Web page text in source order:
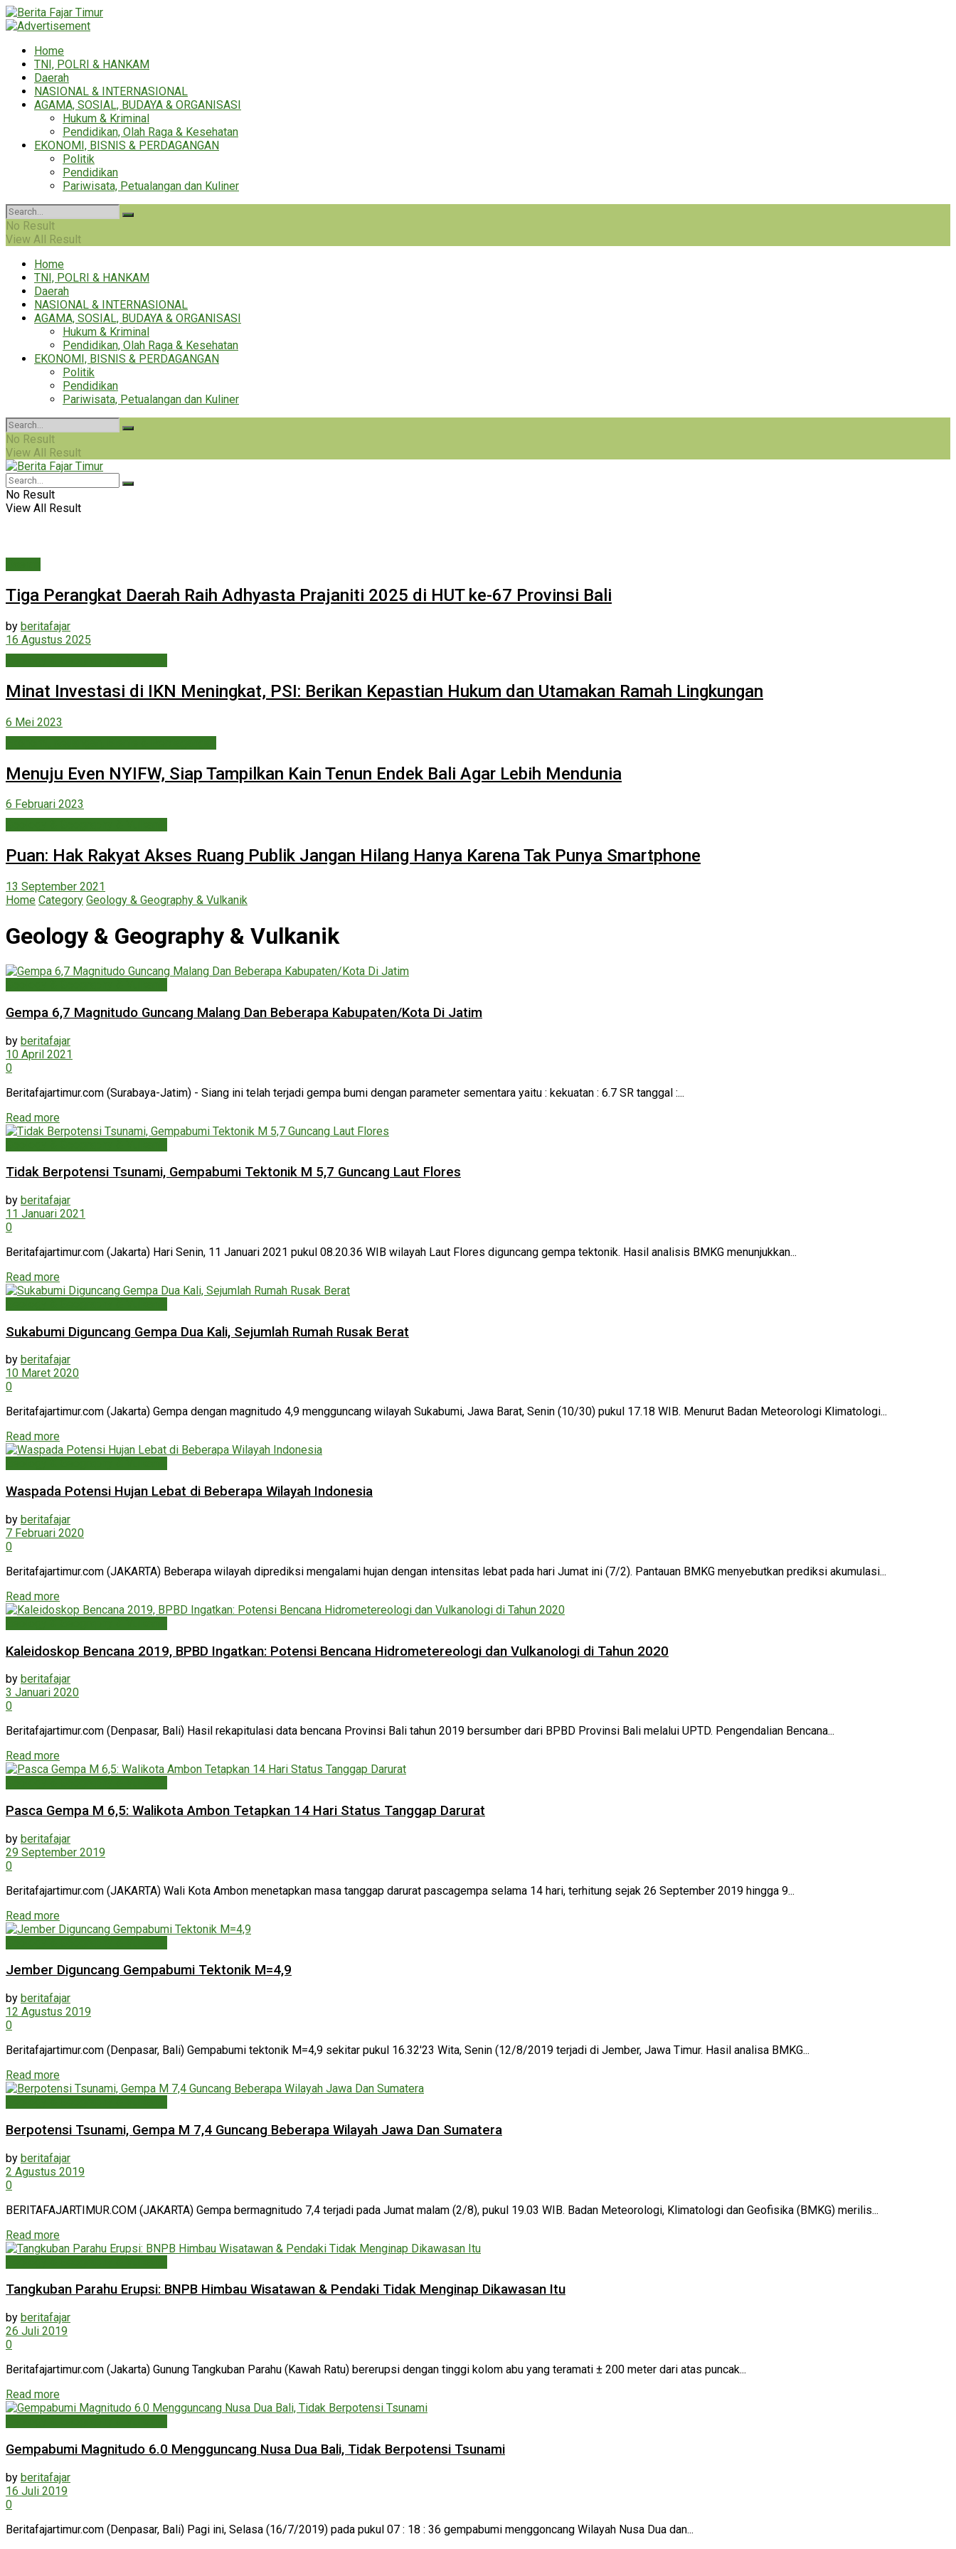
Home
TNI, POLRI & HANKAM
Daerah
NASIONAL & INTERNASIONAL
AGAMA, SOSIAL, BUDAYA & ORGANISASI
Hukum & Kriminal
Pendidikan, Olah Raga & Kesehatan
EKONOMI, BISNIS & PERDAGANGAN
Politik
Pendidikan
Pariwisata, Petualangan dan Kuliner
No Result
View All Result
Home
TNI, POLRI & HANKAM
Daerah
NASIONAL & INTERNASIONAL
AGAMA, SOSIAL, BUDAYA & ORGANISASI
Hukum & Kriminal
Pendidikan, Olah Raga & Kesehatan
EKONOMI, BISNIS & PERDAGANGAN
Politik
Pendidikan
Pariwisata, Petualangan dan Kuliner
No Result
View All Result
No Result
View All Result
Tiga Perangkat Daerah Raih Adhyasta Prajaniti 2025 di HUT ke-67 Provinsi Bali
by beritafajar
16 Agustus 2025
Minat Investasi di IKN Meningkat, PSI: Berikan Kepastian Hukum dan Utamakan Ramah Lingkungan
6 Mei 2023
Menuju Even NYIFW, Siap Tampilkan Kain Tenun Endek Bali Agar Lebih Mendunia
6 Februari 2023
Puan: Hak Rakyat Akses Ruang Publik Jangan Hilang Hanya Karena Tak Punya Smartphone
13 September 2021
Home Category Geology & Geography & Vulkanik
Geology & Geography & Vulkanik
Gempa 6,7 Magnitudo Guncang Malang Dan Beberapa Kabupaten/Kota Di Jatim
by beritafajar
10 April 2021
0
Beritafajartimur.com (Surabaya-Jatim) - Siang ini telah terjadi gempa bumi dengan parameter sementara yaitu : kekuatan : 6.7 SR tanggal :...
Read more
Tidak Berpotensi Tsunami, Gempabumi Tektonik M 5,7 Guncang Laut Flores
by beritafajar
11 Januari 2021
0
Beritafajartimur.com (Jakarta) Hari Senin, 11 Januari 2021 pukul 08.20.36 WIB wilayah Laut Flores diguncang gempa tektonik. Hasil analisis BMKG menunjukkan...
Read more
Sukabumi Diguncang Gempa Dua Kali, Sejumlah Rumah Rusak Berat
by beritafajar
10 Maret 2020
0
Beritafajartimur.com (Jakarta) Gempa dengan magnitudo 4,9 mengguncang wilayah Sukabumi, Jawa Barat, Senin (10/30) pukul 17.18 WIB. Menurut Badan Meteorologi Klimatologi...
Read more
Waspada Potensi Hujan Lebat di Beberapa Wilayah Indonesia
by beritafajar
7 Februari 2020
0
Beritafajartimur.com (JAKARTA) Beberapa wilayah diprediksi mengalami hujan dengan intensitas lebat pada hari Jumat ini (7/2). Pantauan BMKG menyebutkan prediksi akumulasi...
Read more
Kaleidoskop Bencana 2019, BPBD Ingatkan: Potensi Bencana Hidrometereologi dan Vulkanologi di Tahun 2020
by beritafajar
3 Januari 2020
0
Beritafajartimur.com (Denpasar, Bali) Hasil rekapitulasi data bencana Provinsi Bali tahun 2019 bersumber dari BPBD Provinsi Bali melalui UPTD. Pengendalian Bencana...
Read more
Pasca Gempa M 6,5: Walikota Ambon Tetapkan 14 Hari Status Tanggap Darurat
by beritafajar
29 September 2019
0
Beritafajartimur.com (JAKARTA) Wali Kota Ambon menetapkan masa tanggap darurat pascagempa selama 14 hari, terhitung sejak 26 September 2019 hingga 9...
Read more
Jember Diguncang Gempabumi Tektonik M=4,9
by beritafajar
12 Agustus 2019
0
Beritafajartimur.com (Denpasar, Bali) Gempabumi tektonik M=4,9 sekitar pukul 16.32'23 Wita, Senin (12/8/2019 terjadi di Jember, Jawa Timur. Hasil analisa BMKG...
Read more
Berpotensi Tsunami, Gempa M 7,4 Guncang Beberapa Wilayah Jawa Dan Sumatera
by beritafajar
2 Agustus 2019
0
BERITAFAJARTIMUR.COM (JAKARTA) Gempa bermagnitudo 7,4 terjadi pada Jumat malam (2/8), pukul 19.03 WIB. Badan Meteorologi, Klimatologi dan Geofisika (BMKG) merilis...
Read more
Tangkuban Parahu Erupsi: BNPB Himbau Wisatawan & Pendaki Tidak Menginap Dikawasan Itu
by beritafajar
26 Juli 2019
0
Beritafajartimur.com (Jakarta) Gunung Tangkuban Parahu (Kawah Ratu) bererupsi dengan tinggi kolom abu yang teramati ± 200 meter dari atas puncak...
Read more
Gempabumi Magnitudo 6.0 Mengguncang Nusa Dua Bali, Tidak Berpotensi Tsunami
by beritafajar
16 Juli 2019
0
Beritafajartimur.com (Denpasar, Bali) Pagi ini, Selasa (16/7/2019) pada pukul 07 : 18 : 36 gempabumi menggoncang Wilayah Nusa Dua dan...